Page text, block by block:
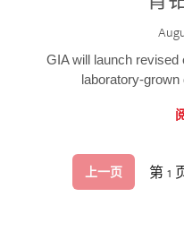
GIA will launch
laboratory-
上一页 第 1